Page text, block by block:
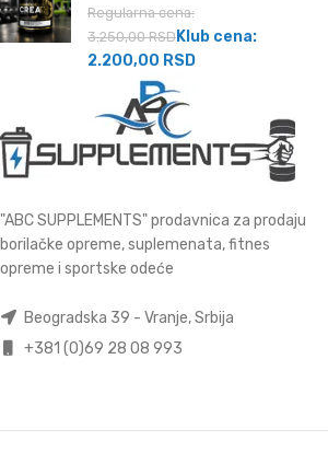
Regularna cena:
3.250,00RSD Klub cena:
2.200,00 RSD
"ABC SUPPLEMENTS" prodavnica za prodaju
borilačke opreme, suplemenata, fitnes
opreme i sportske odeće
Beogradska 39 - Vranje, Srbija
+381 (0)69 28 08 993